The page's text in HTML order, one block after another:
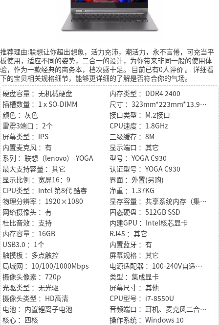
推荐理由:联想让你超出想象，活力充沛，潮活力，永不言倦，可充当平
板使用，适应不同的姿势，二合一的设计，为你带来非同一般的使用体
验，作为一款经典的商务本，档次感十足。
目前已有0人评价。 详细看
下的宝贝相关规格细节，能够更详细的了解是否符合你的气场。
硬盘容量 ：无机械硬盘
内存类型 ：DDR4 2400
插槽数量 ：1 x SO-DIMM
尺寸 ：323mm*223mm*13.9mm
颜色 ：灰色
接口类型 ：M.2接口
雷雳3端口 ：2个
CPU速度 ：1.8GHz
屏幕类型 ：IPS
三级缓存 ：8M
内置麦克风 ：有
显示端口 ：其它
系列 ：联想（lenovo）-YOGA
型号 ：YOGA C930
最大支持容量 ：其它
认证型号 ：YOGA C930
显示比例 ：宽屏16：9
界面 ：外置(另购)
CPU类型 ：Intel 第8代 酷睿
净重 ：1.37KG
物理分辨率 ：1920×1080
显存容量 ：共享系统内存（集成）
网络摄像头 ：有
固态硬盘 ：512GB SSD
杜比音效 ：支持
内建GPU ：Intel核芯显卡
内存容量 ：16GB
RJ45 ：其它
USB3.0 ：1个
内置蓝牙 ：有
触摸板 ：多点触控
屏幕规格 ：其它
局域网 ：10/100/1000Mbps
电源适配器 ：100-240V自适应交流电源适配器
摄像头像素 ：720p
类型 ：集成显卡
光驱类型 ：无光驱
屏幕尺寸 ：其他
摄像头类型 ：HD高清
CPU型号 ：i7-8550U
电池 ：内置锂离子电池
音频端口 ：耳机、麦克风二合一接口
核心 ：四核
操作系统 ：Windows 10